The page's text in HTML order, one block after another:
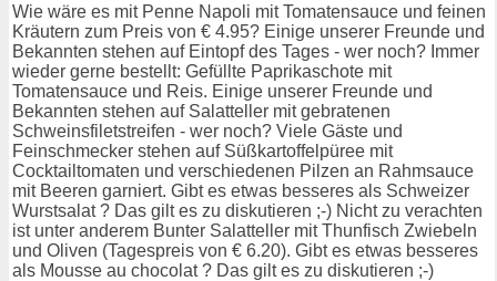
Wie wäre es mit Penne Napoli mit Tomatensauce und feinen
Kräutern zum Preis von € 4.95? Einige unserer Freunde und
Bekannten stehen auf Eintopf des Tages - wer noch? Immer
wieder gerne bestellt: Gefüllte Paprikaschote mit
Tomatensauce und Reis. Einige unserer Freunde und
Bekannten stehen auf Salatteller mit gebratenen
Schweinsfiletstreifen - wer noch? Viele Gäste und
Feinschmecker stehen auf Süßkartoffelpüree mit
Cocktailtomaten und verschiedenen Pilzen an Rahmsauce
mit Beeren garniert. Gibt es etwas besseres als Schweizer
Wurstsalat ? Das gilt es zu diskutieren ;-) Nicht zu verachten
ist unter anderem Bunter Salatteller mit Thunfisch Zwiebeln
und Oliven (Tagespreis von € 6.20). Gibt es etwas besseres
als Mousse au chocolat ? Das gilt es zu diskutieren ;-)